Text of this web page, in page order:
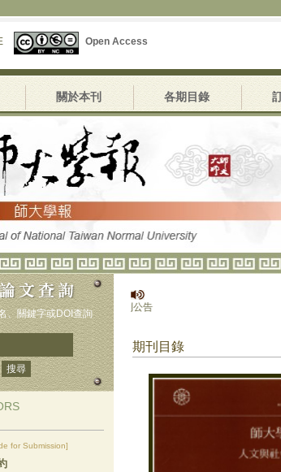
Open Access
關於本刊 各期目錄
、關鍵字或DOI查詢
for Submission]
《師大學報》停刊公告
期刊目錄